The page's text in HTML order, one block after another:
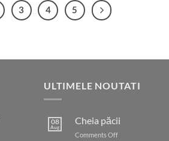
3 4 5
ULTIMELE NOUTATI
08
Aug
Cheia păcii
Comments Offon